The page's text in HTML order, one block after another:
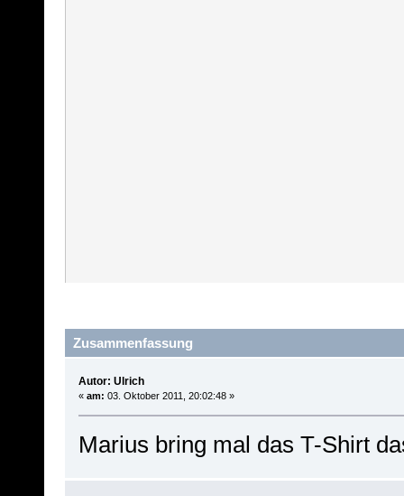
Zusammenfassung
Autor: Ulrich
« am: 03. Oktober 2011, 20:02:48 »
Marius bring mal das T-Shirt